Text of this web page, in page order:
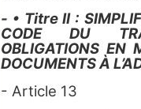
- • Titre II :
CODE DU
OBLIGATIONS EN
DOCUMENTS À
- Article 13